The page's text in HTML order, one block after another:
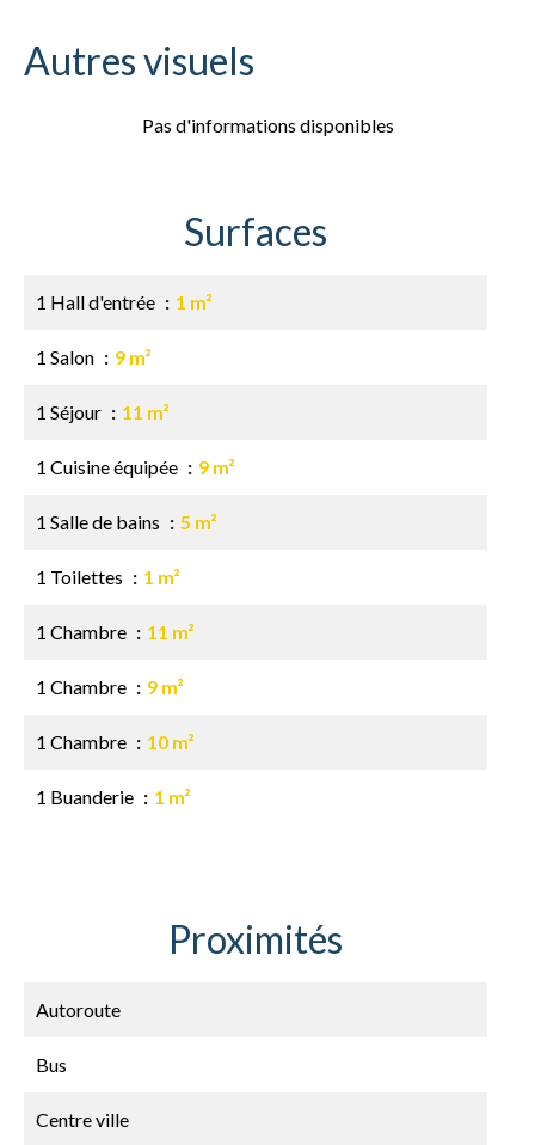
Autres visuels
Pas d'informations disponibles
Surfaces
1 Hall d'entrée 1 m²
1 Salon 9 m²
1 Séjour 11 m²
1 Cuisine équipée 9 m²
1 Salle de bains 5 m²
1 Toilettes 1 m²
1 Chambre 11 m²
1 Chambre 9 m²
1 Chambre 10 m²
1 Buanderie 1 m²
Proximités
Autoroute
Bus
Centre ville